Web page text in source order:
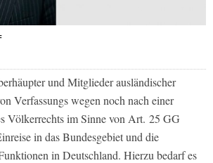
und Mitglieder ausländischer
Verfassungs wegen noch nach einer
Völkerrechts im Sinne von Art. 25 GG
in das Bundesgebiet und die
in Deutschland. Hierzu bedarf es